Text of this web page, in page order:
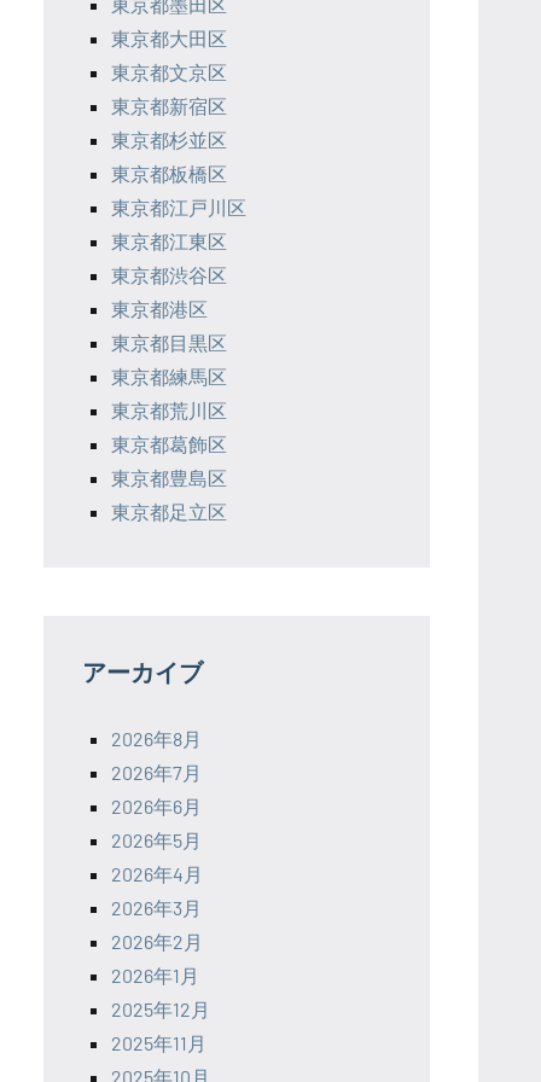
東京都大田区
東京都文京区
東京都新宿区
東京都杉並区
東京都板橋区
東京都江戸川区
東京都江東区
東京都渋谷区
東京都港区
東京都目黒区
東京都練馬区
東京都荒川区
東京都葛飾区
東京都豊島区
東京都足立区
アーカイブ
2026年8月
2026年7月
2026年6月
2026年5月
2026年4月
2026年3月
2026年2月
2026年1月
2025年12月
2025年11月
2025年10月